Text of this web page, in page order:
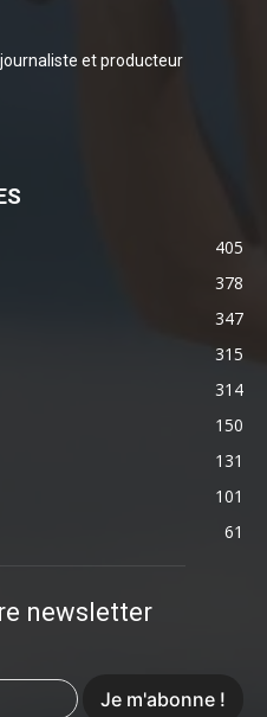
journaliste et producteur
405
378
347
315
314
150
131
101
61
newsletter